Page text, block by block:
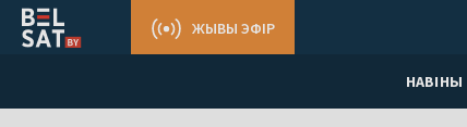
НАВІНЫ
ЖЫВЫ ЭФІР